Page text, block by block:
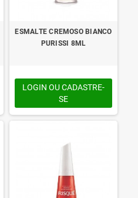
ESMALTE CREMOSO BIANCO
PURISSI 8ML
LOGIN OU CADASTRE-
SE